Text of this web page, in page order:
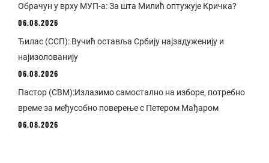
Обрачун у врху МУП-а: За шта Милић оптужује Кричка?
06.08.2026
Ђилас (ССП): Вучић оставља Србију најзадуженију и
најизолованију
06.08.2026
Пастор (СВМ):Излазимо самостално на изборе, потребно
време за међусобно поверење с Петером Мађаром
06.08.2026